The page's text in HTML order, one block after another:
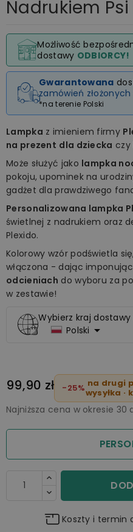
Nadrukiem
Możliwość
dostawy ODBIORCY!
Gwarantowana
zamówień złożonych
*na terenie Polski
Lampka z imieniem firmy
na prezent dla dziecka czy
Może służyć jako lampka
pokoju, upominek na
gadżet dla prawdziwego
Personalizowana lampka
świetlnej z nadrukiem oraz
Plexido.
Kolorowy wzór podświetla
włączona - dając
odcieniach do wyboru za
w zestawie!
Wybierz kraj
Polski 
99,90 zł -25% na drugi
wysyłka ·
Najniższa cena w okresie
Koszty i termin